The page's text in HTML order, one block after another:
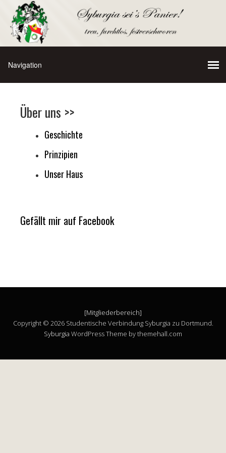
Über uns >>
Geschichte
Prinzipien
Unser Haus
Gefällt mir auf Facebook
[Mitgliederbereich]
Copyright © 2026 Studentische Verbindung Syburgia zu Dortmund.
Syburgia WordPress Theme by themehall.com